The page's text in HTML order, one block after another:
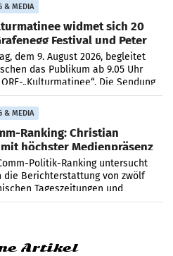
& MEDIA
widmet sich 20
Festival und Peter
dem 9. August 2026, begleitet
das Publikum ab 9.05 Uhr
„Kulturmatinee“. Die Sendung
der Dokumentation „20 Jahre
& MEDIA
Ranking: Christian
höchster Medienpräsenz
Politik-Ranking untersucht
die Berichterstattung von zwölf
Tageszeitungen und
welche Politikerinnen und
Artikel